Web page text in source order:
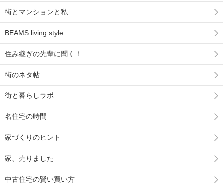
街とマンションと私
BEAMS living style
住み継ぎの先輩に聞く！
街のネタ帖
街と暮らしラボ
名住宅の時間
家づくりのヒント
家、売りました
中古住宅の賢い買い方